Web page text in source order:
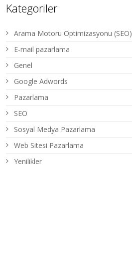
Kategoriler
Arama Motoru Optimizasyonu (SEO)
E-mail pazarlama
Genel
Google Adwords
Pazarlama
SEO
Sosyal Medya Pazarlama
Web Sitesi Pazarlama
Yenilikler